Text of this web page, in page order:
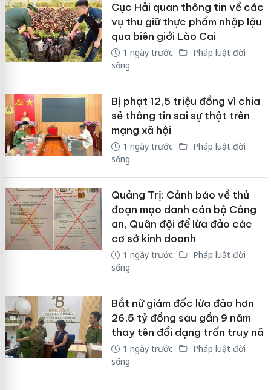
Cục Hải quan thông tin về các
vụ thu giữ thực phẩm nhập lậu
qua biên giới Lào Cai
1 ngày trước
Pháp luật đời
sống
Bị phạt 12,5 triệu đồng vì chia
sẻ thông tin sai sự thật trên
mạng xã hội
1 ngày trước
Pháp luật đời
sống
Quảng Trị: Cảnh báo về thủ
đoạn mạo danh cán bộ Công
an, Quân đội để lừa đảo các
cơ sở kinh doanh
1 ngày trước
Pháp luật đời
sống
Bắt nữ giám đốc lừa đảo hơn
26,5 tỷ đồng sau gần 9 năm
thay tên đổi dạng trốn truy nã
1 ngày trước
Pháp luật đời
sống